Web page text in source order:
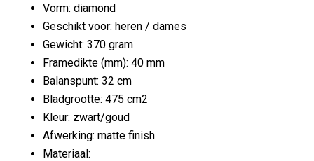
Vorm: diamond
Geschikt voor: heren / dames
Gewicht: 370 gram
Framedikte (mm): 40 mm
Balanspunt: 32 cm
Bladgrootte: 475 cm2
Kleur: zwart/goud
Afwerking: matte finish
Materiaal: